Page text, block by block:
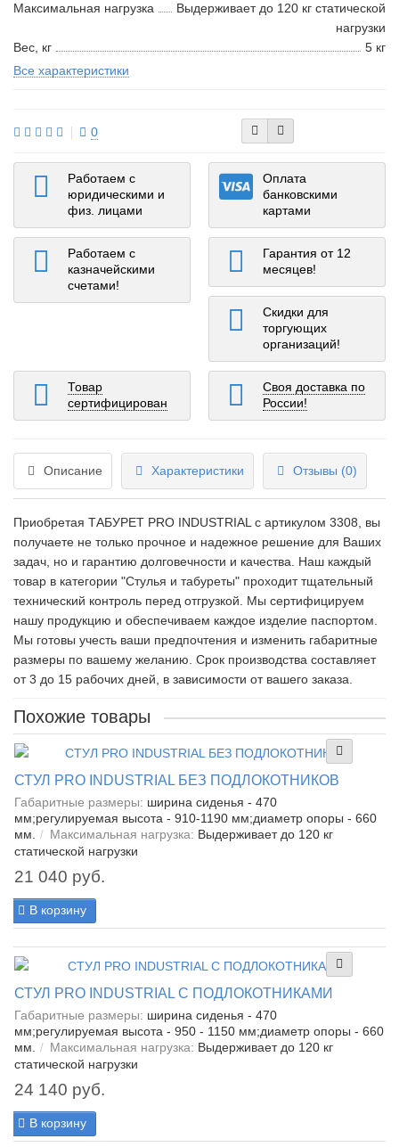
Максимальная нагрузка
Выдерживает до 120 кг статической
нагрузки
Вес, кг
5 кг
Все характеристики
0
Работаем с
юридическими и
физ. лицами
Оплата
банковскими
картами
Работаем с
казначейскими
счетами!
Гарантия от 12
месяцев!
Скидки для
торгующих
организаций!
Товар
сертифицирован
Своя доставка по
России!
Описание Характеристики Отзывы (0)
Приобретая ТАБУРЕТ PRO INDUSTRIAL c артикулом 3308, вы
получаете не только прочное и надежное решение для Ваших
задач, но и гарантию долговечности и качества. Наш каждый
товар в категории "Стулья и табуреты" проходит тщательный
технический контроль перед отгрузкой. Мы сертифицируем
нашу продукцию и обеспечиваем каждое изделие паспортом.
Мы готовы учесть ваши предпочтения и изменить габаритные
размеры по вашему желанию. Срок производства составляет
от 3 до 15 рабочих дней, в зависимости от вашего заказа.
Похожие товары
СТУЛ PRO INDUSTRIAL БЕЗ ПОДЛОКОТНИКОВ
Габаритные размеры: ширина сиденья - 470
мм;регулируемая высота - 910-1190 мм;диаметр опоры - 660
мм.
Максимальная нагрузка: Выдерживает до 120 кг
статической нагрузки
21 040 руб.
В корзину
СТУЛ PRO INDUSTRIAL С ПОДЛОКОТНИКАМИ
Габаритные размеры: ширина сиденья - 470
мм;регулируемая высота - 950 - 1150 мм;диаметр опоры - 660
мм.
Максимальная нагрузка: Выдерживает до 120 кг
статической нагрузки
24 140 руб.
В корзину